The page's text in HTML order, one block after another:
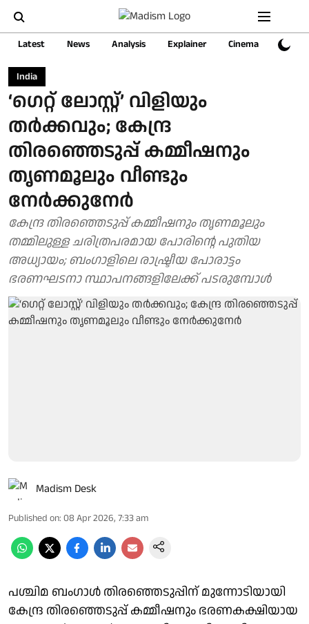
Latest News Analysis Explainer Cinema Sports
India
‘ഗെറ്റ് ലോസ്റ്റ്‌’ വിളിയും
തർക്കവും; കേന്ദ്ര
തിരഞ്ഞെടുപ്പ് കമ്മീഷനും
തൃണമൂലും വീണ്ടും
നേർക്കുനേർ
കേന്ദ്ര തിരഞ്ഞെടുപ്പ് കമ്മീഷനും തൃണമൂലും
തമ്മിലുള്ള ചരിത്രപരമായ പോരിന്റെ പുതിയ
അധ്യായം; ബംഗാളിലെ രാഷ്ട്രീയ പോരാട്ടം
ഭരണഘടനാ സ്ഥാപനങ്ങളിലേക്ക് പടരുമ്പോൾ
Madism Desk
Published on: 08 Apr 2026, 7:33 am
പശ്ചിമ ബംഗാൾ തിരഞ്ഞെടുപ്പിന് മുന്നോടിയായി
കേന്ദ്ര തിരഞ്ഞെടുപ്പ് കമ്മീഷനും ഭരണകക്ഷിയായ